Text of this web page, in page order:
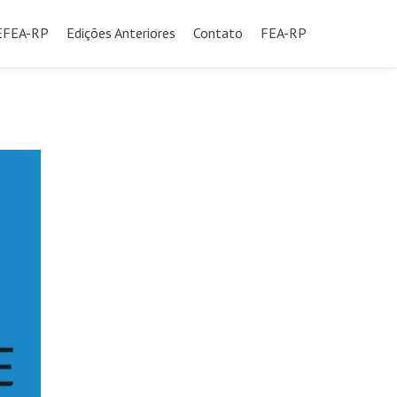
RP Edições Anteriores Contato FEA-RP